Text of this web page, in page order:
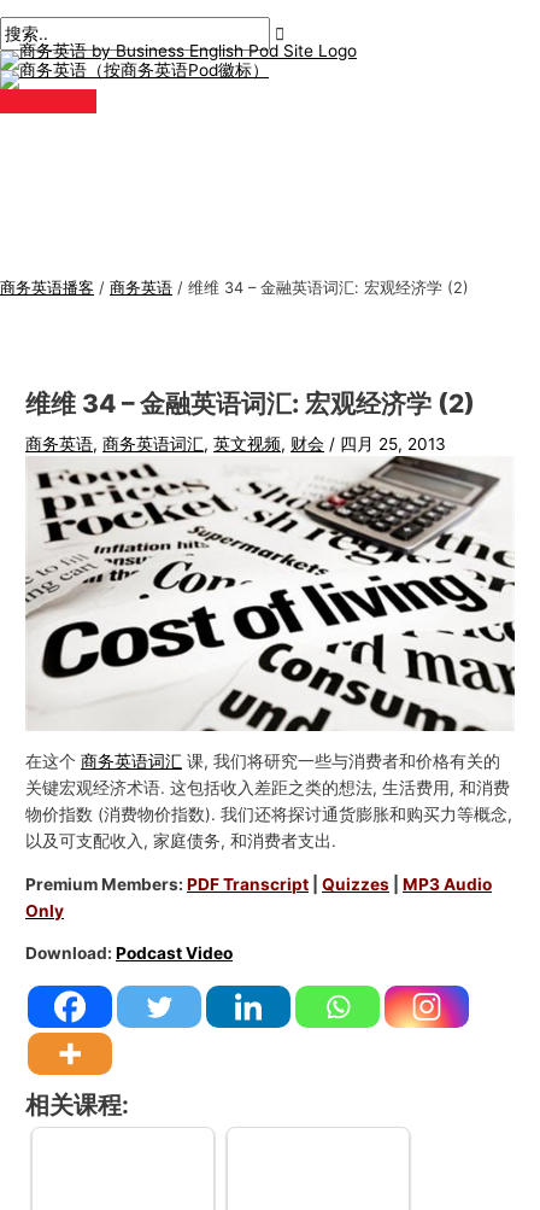
至
内
容
菜
商务英语播客 / 商务英语 / 维维 34 – 金融英语词汇: 宏观经济学 (2)
维维 34 – 金融英语词汇: 宏观经济学 (2)
商务英语,商务英语词汇,英文视频, 财会 / 四月 25, 2013
在这个商务英语词汇 课, 我们将研究一些与消费者和价格有关的
关键宏观经济术语. 这包括收入差距之类的想法, 生活费用, 和消费
物价指数 (消费物价指数). 我们还将探讨通货膨胀和购买力等概念,
以及可支配收入, 家庭债务, 和消费者支出.
Premium Members:PDF Transcript |Quizzes |MP3 Audio
Only
Download:Podcast Video
相关课程:
子
导
航
此
输
入。.
名
*
子
邮
件
*
商
务
英
语
搜
索
: